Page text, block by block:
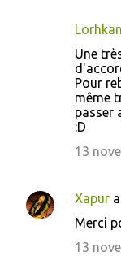
Lorhkan
Une
Pour
même
passer
:D
13
Xapur
Merci
13